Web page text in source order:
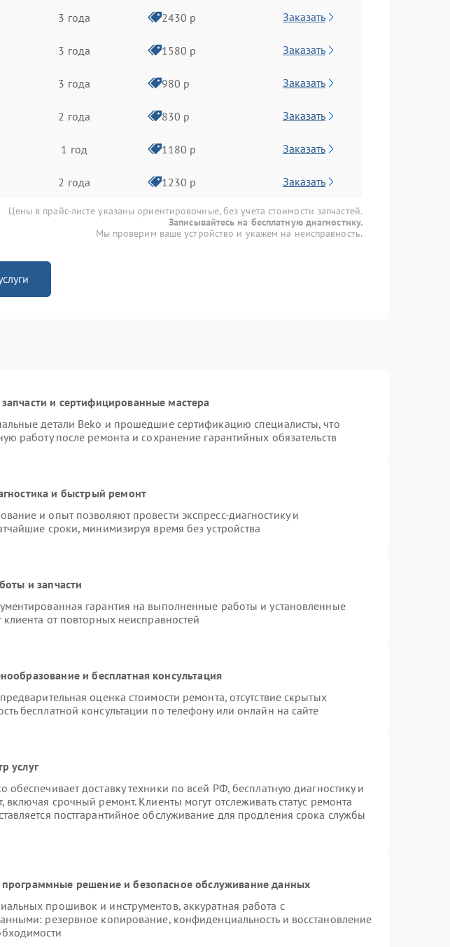
3 года 2430 р Заказать
3 года 1580 р Заказать
3 года 980 р Заказать
2 года 830 р Заказать
1 год 1180 р Заказать
2 года 1230 р Заказать
Цены в прайс-листе указаны ориентировочные, без учета стоимости запчастей.
Записывайтесь на бесплатную диагностику.
Мы проверим ваше устройство и укажем на неисправность.
и сертифицированные мастера
детали Beko и прошедшие сертификацию специалисты, что
работу после ремонта и сохранение гарантийных обязательств
и быстрый ремонт
и опыт позволяют провести экспресс-диагностику и
сроки, минимизируя время без устройства
и запчасти
гарантия на выполненные работы и установленные
от повторных неисправностей
и бесплатная консультация
оценка стоимости ремонта, отсутствие скрытых
бесплатной консультации по телефону или онлайн на сайте
услуг
обеспечивает доставку техники по всей РФ, бесплатную диагностику и
включая срочный ремонт. Клиенты могут отслеживать статус ремонта
постгарантийное обслуживание для продления срока службы
решение и безопасное обслуживание данных
прошивок и инструментов, аккуратная работа с
резервное копирование, конфиденциальность и восстановление